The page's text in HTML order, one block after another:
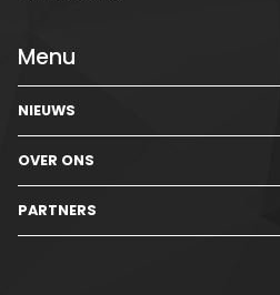
Menu
NIEUWS
OVER ONS
PARTNERS